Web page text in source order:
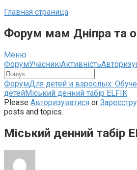
Главная страница
Форум мам Дніпра та
Меню
Навігація
по
форуму
ФорумУчасникіАктивність
Навігаційна
стежка
форуму
–
тут:
ФорумДля детей и взрослых:
детейМіський денний табір ELFIK
Please Авторизуватися or
posts and topics.
Міський денний табір